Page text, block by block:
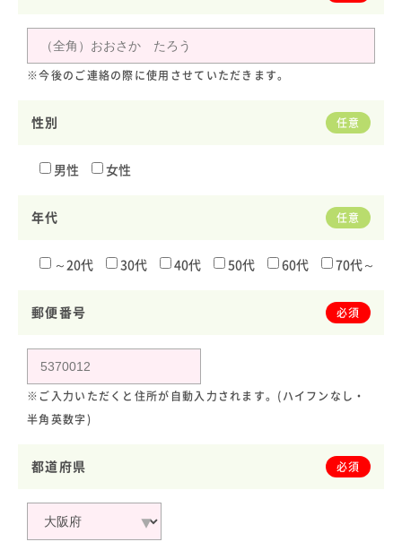
※今後のご連絡の際に使用させていただきます。
性別 任意
男性 女性
年代 任意
～20代 30代 40代 50代 60代 70代～
郵便番号 必須
※ご入力いただくと住所が自動入力されます。(ハイフンなし・
半角英数字)
都道府県 必須